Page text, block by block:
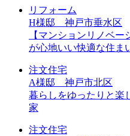
リフォーム
H様邸 神戸市垂水区
【マンションリノベ
が心地いい快適な住ま
注文住宅
A様邸 神戸市北区
暮らしをゆったりと楽
家
注文住宅